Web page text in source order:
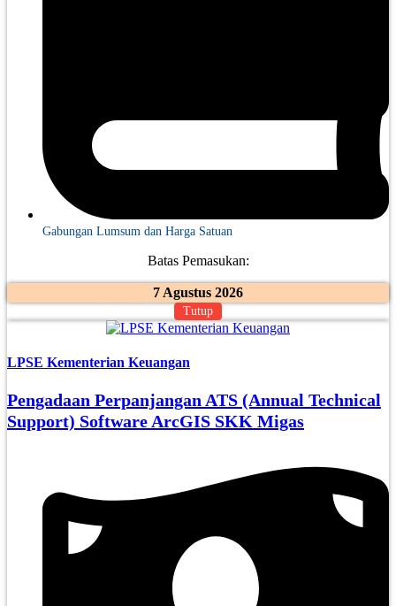
Gabungan Lumsum dan Harga Satuan
Batas Pemasukan:
7 Agustus 2026
Tutup
LPSE Kementerian Keuangan
Pengadaan Perpanjangan ATS (Annual Technical
Support) Software ArcGIS SKK Migas